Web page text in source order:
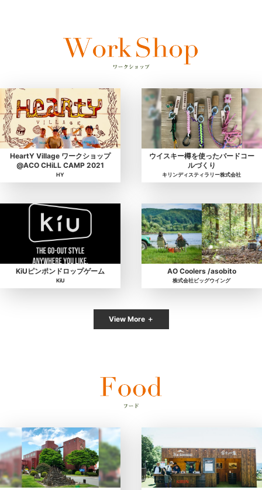
HeartY Village ワークショップ
@ACO CHiLL CAMP 2021
HY
ウイスキー樽を使ったバードコー
ルづくり
キリンディスティラリー株式会社
KiUピンポンドロップゲーム
KiU
AO Coolers /asobito
株式会社ビッグウイング
View More ＋